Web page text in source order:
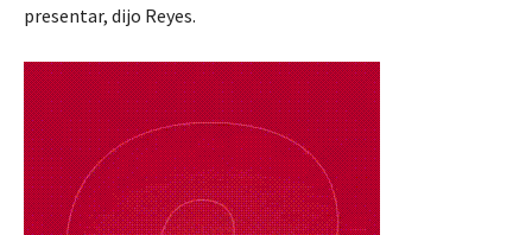
presentar, dijo Reyes.